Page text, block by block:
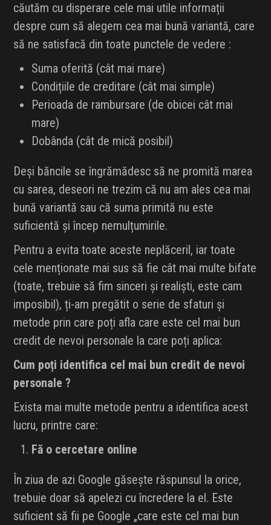
căutăm cu disperare cele mai utile informații
despre cum să alegem cea mai bună variantă, care
să ne satisfacă din toate punctele de vedere :
Suma oferită (cât mai mare)
Condițiile de creditare (cât mai simple)
Perioada de rambursare (de obicei cât mai
mare)
Dobânda (cât de mică posibil)
Deși băncile se îngrămădesc să ne promită marea
cu sarea, deseori ne trezim că nu am ales cea mai
bună variantă sau că suma primită nu este
suficientă și încep nemulțumirile.
Pentru a evita toate aceste neplăceril, iar toate
cele menționate mai sus să fie cât mai multe bifate
(toate, trebuie să fim sinceri și realiști, este cam
imposibil), ți-am pregătit o serie de sfaturi și
metode prin care poți afla care este cel mai bun
credit de nevoi personale la care poți aplica:
Cum poți identifica cel mai bun credit de nevoi
personale ?
Exista mai multe metode pentru a identifica acest
lucru, printre care:
Fă o cercetare online
În ziua de azi Google găsește răspunsul la orice,
trebuie doar să apelezi cu încredere la el. Este
suficient să fii pe Google „care este cel mai bun